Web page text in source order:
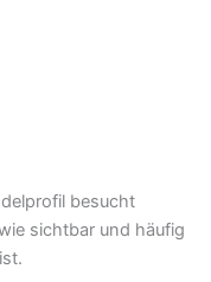
besucht
sichtbar und häufig